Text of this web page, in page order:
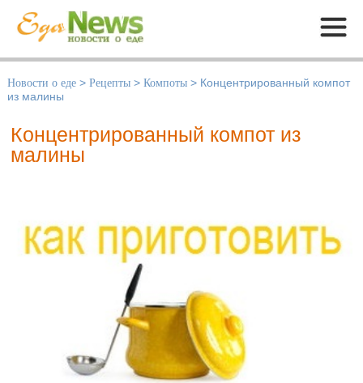
Меню
Новости о еде > Рецепты > Компоты > Концентрированный компот
из малины
Концентрированный компот из
малины